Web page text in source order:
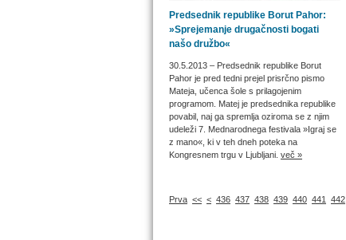
Predsednik republike Borut Pahor:
»Sprejemanje drugačnosti bogati
našo družbo«
30.5.2013 – Predsednik republike Borut
Pahor je pred tedni prejel prisrčno pismo
Mateja, učenca šole s prilagojenim
programom. Matej je predsednika republike
povabil, naj ga spremlja oziroma se z njim
udeleži 7. Mednarodnega festivala »Igraj se
z mano«, ki v teh dneh poteka na
Kongresnem trgu v Ljubljani. več »
Prva << < 436 437 438 439 440 441 442